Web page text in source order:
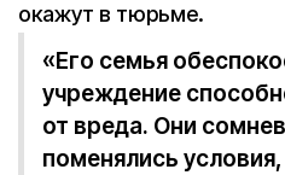
окажут в тюрьме.
«Его семья
учреждение
от вреда. Они
поменялись